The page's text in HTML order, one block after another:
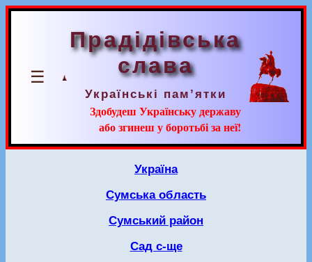
☰
Прадідівська
слава
Українські пам’ятки
Здобудеш Українську державу
або згинеш у боротьбі за неї!
Україна
Сумська область
Сумський район
Сад с-ще